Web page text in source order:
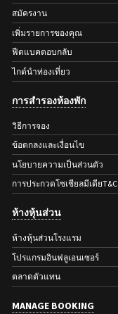
สมัครงาน
เพิ่มรายการของคุณ
ฟีดแบคตอบกลับ
ไกด์นำท่องเที่ยว
การสำรองห้องพัก
วิธีการจอง
ข้อตกลงและเงื่อนไข
นโยบายความเป็นส่วนตัว
การประกวดโซเชียลมีเดียT&C
ห้างหุ้นส่วน
ห้างหุ้นส่วนโรงแรม
โปรแกรมอินฟลูเอนเซอร์
ตลาดตัวแทน
MANAGE BOOKING